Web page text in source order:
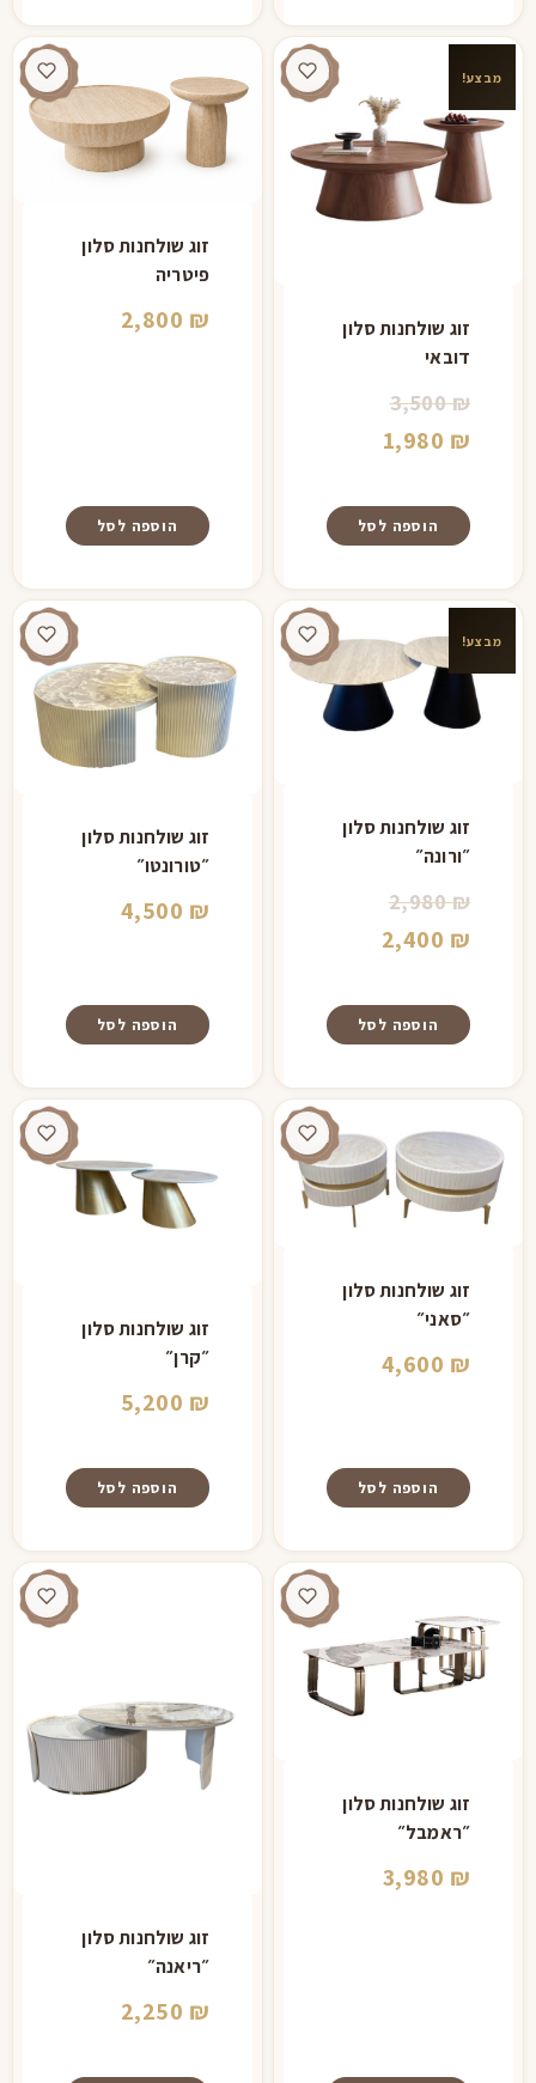
מבצע!
זוג שולחנות סלון
דובאי
3,500₪
המחיר
המקורי
3,500 ₪.
1,980 ₪
הוא:
1,980 ₪.
הוספה לסל
זוג שולחנות סלון
פיטריה
2,800 ₪
הוספה לסל
מבצע!
זוג שולחנות סלון
״ורונה״
2,980₪
המחיר
המקורי
2,980 ₪.
2,400 ₪
הוא:
2,400 ₪.
הוספה לסל
זוג שולחנות סלון
״טורונטו״
4,500 ₪
הוספה לסל
זוג שולחנות סלון
״סאני״
4,600 ₪
הוספה לסל
זוג שולחנות סלון
״קרן״
5,200 ₪
הוספה לסל
זוג שולחנות סלון
״ראמבל״
3,980 ₪
זוג שולחנות סלון
״ריאנה״
2,250 ₪